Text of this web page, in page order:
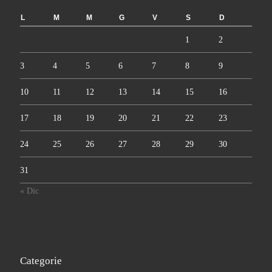
L M M G V S D
1 2
3 4 5 6 7 8 9
10 11 12 13 14 15 16
17 18 19 20 21 22 23
24 25 26 27 28 29 30
31
« Dic
Categorie